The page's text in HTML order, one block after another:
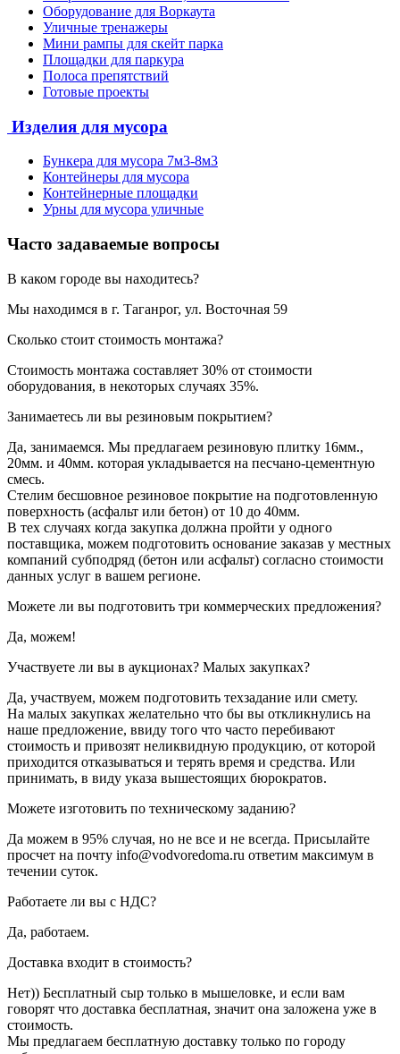
Оборудование для Воркаута
Уличные тренажеры
Мини рампы для скейт парка
Площадки для паркура
Полоса препятствий
Готовые проекты
Изделия для мусора
Бункера для мусора 7м3-8м3
Контейнеры для мусора
Контейнерные площадки
Урны для мусора уличные
Часто задаваемые вопросы
В каком городе вы находитесь?
Мы находимся в г. Таганрог, ул. Восточная 59
Сколько стоит стоимость монтажа?
Стоимость монтажа составляет 30% от стоимости
оборудования, в некоторых случаях 35%.
Занимаетесь ли вы резиновым покрытием?
Да, занимаемся. Мы предлагаем резиновую плитку 16мм.,
20мм. и 40мм. которая укладывается на песчано-цементную
смесь.
Стелим бесшовное резиновое покрытие на подготовленную
поверхность (асфальт или бетон) от 10 до 40мм.
В тех случаях когда закупка должна пройти у одного
поставщика, можем подготовить основание заказав у местных
компаний субподряд (бетон или асфальт) согласно стоимости
данных услуг в вашем регионе.
Можете ли вы подготовить три коммерческих предложения?
Да, можем!
Участвуете ли вы в аукционах? Малых закупках?
Да, участвуем, можем подготовить техзадание или смету.
На малых закупках желательно что бы вы откликнулись на
наше предложение, ввиду того что часто перебивают
стоимость и привозят неликвидную продукцию, от которой
приходится отказываться и терять время и средства. Или
принимать, в виду указа вышестоящих бюрократов.
Можете изготовить по техническому заданию?
Да можем в 95% случая, но не все и не всегда. Присылайте
просчет на почту info@vodvoredoma.ru ответим максимум в
течении суток.
Работаете ли вы с НДС?
Да, работаем.
Доставка входит в стоимость?
Нет)) Бесплатный сыр только в мышеловке, и если вам
говорят что доставка бесплатная, значит она заложена уже в
стоимость.
Мы предлагаем бесплатную доставку только по городу